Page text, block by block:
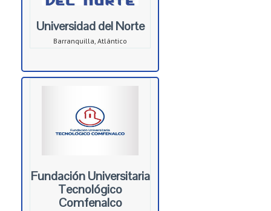
Universidad del Norte
Barranquilla, Atlántico
Fundación Universitaria
Tecnológico
Comfenalco